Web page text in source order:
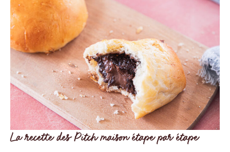
La recette des Pitch maison étape par étape